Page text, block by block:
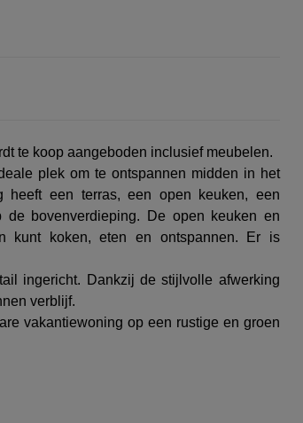
te koop aangeboden inclusief meubelen.
plek om te ontspannen midden in het
een terras, een open keuken, een
bovenverdieping. De open keuken en
kunt koken, eten en ontspannen. Er is
ingericht. Dankzij de stijlvolle afwerking
verblijf.
vakantiewoning op een rustige en groen